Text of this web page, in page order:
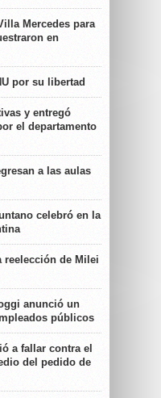
Mercedes para
en
por su libertad
y entregó
el departamento
a las aulas
celebró en la
reelección de Milei
anunció un
públicos
a fallar contra el
del pedido de